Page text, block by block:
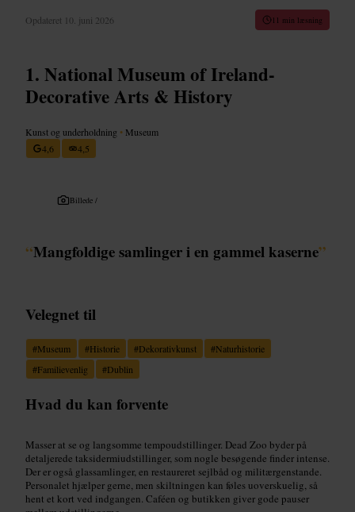
Opdateret 10. juni 2026 11 min læsning
National Museum of Ireland-
Decorative Arts & History
Kunst og underholdning • Museum
4,6
4,5
Billede /
“Mangfoldige samlinger i en gammel kaserne”
Velegnet til
#Museum #Historie #Dekorativkunst #Naturhistorie
#Familievenlig #Dublin
Hvad du kan forvente
Masser at se og langsomme tempoudstillinger. Dead Zoo byder på
detaljerede taksidermiudstillinger, som nogle besøgende finder intense.
Der er også glassamlinger, en restaureret sejlbåd og militærgenstande.
Personalet hjælper gerne, men skiltningen kan føles uoverskuelig, så
hent et kort ved indgangen. Caféen og butikken giver gode pauser